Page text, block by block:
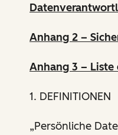
Anhang 2 –
Anhang 3 –
1. DEFINITIONEN
„Persönliche